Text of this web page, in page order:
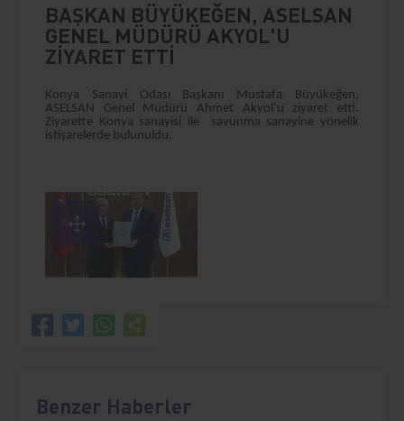
Benzer Haberler
BAŞKAN BÜYÜKEĞEN, ASELSAN
GENEL MÜDÜRÜ AKYOL'U
ZİYARET ETTİ
Konya Sanayi Odası Başkanı Mustafa Büyükeğen,
ASELSAN Genel Müdürü Ahmet Akyol’u ziyaret etti.
Ziyarette Konya sanayisi ile savunma sanayine yönelik
istişarelerde bulunuldu.